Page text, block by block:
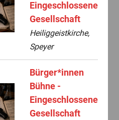
Eingeschlossene
Gesellschaft
Heiliggeistkirche,
Speyer
Bürger*innen
Bühne -
Eingeschlossene
Gesellschaft